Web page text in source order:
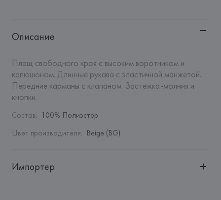
Описание
Плащ свободного кроя с высоким воротником и
капюшоном. Длинные рукава с эластичной манжетой.
Передние карманы с клапаном. Застежка-молния и
кнопки.
Состав: 100% Полиэстер
Цвет производителя: Beige (BG)
Импортер